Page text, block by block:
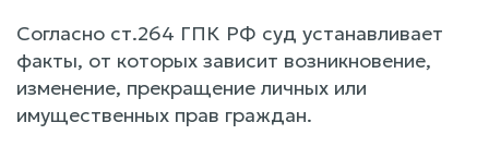
Согласно ст.264 ГПК РФ суд устанавливает
факты, от которых зависит возникновение,
изменение, прекращение личных или
имущественных прав граждан.